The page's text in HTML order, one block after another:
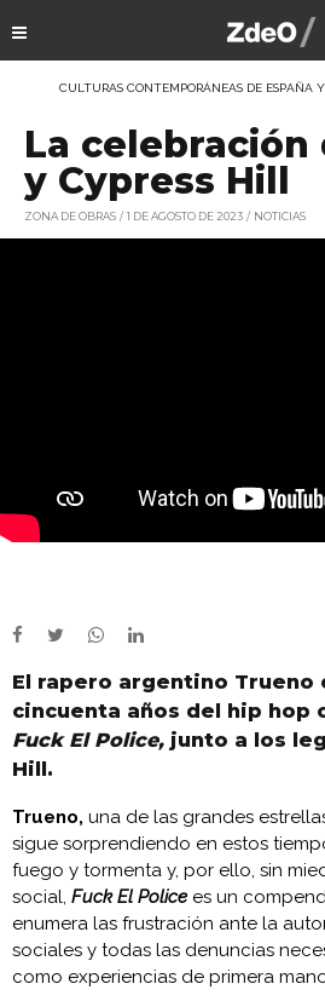
CULTURAS CONTEMPORÁNEAS DE ESPAÑA
La celebración
y Cypress Hill
ZONA DE OBRAS 1 DE AGOSTO DE 2023 NOTICIAS
El rapero argentino Trueno
cincuenta años del hip hop
Fuck El Police, junto a los
Hill.
Trueno, una de las grandes
sigue sorprendiendo en estos
fuego y tormenta y, por ello, sin
social, Fuck El Policees un
enumera las frustración ante la
sociales y todas las denuncias
como experiencias de primera